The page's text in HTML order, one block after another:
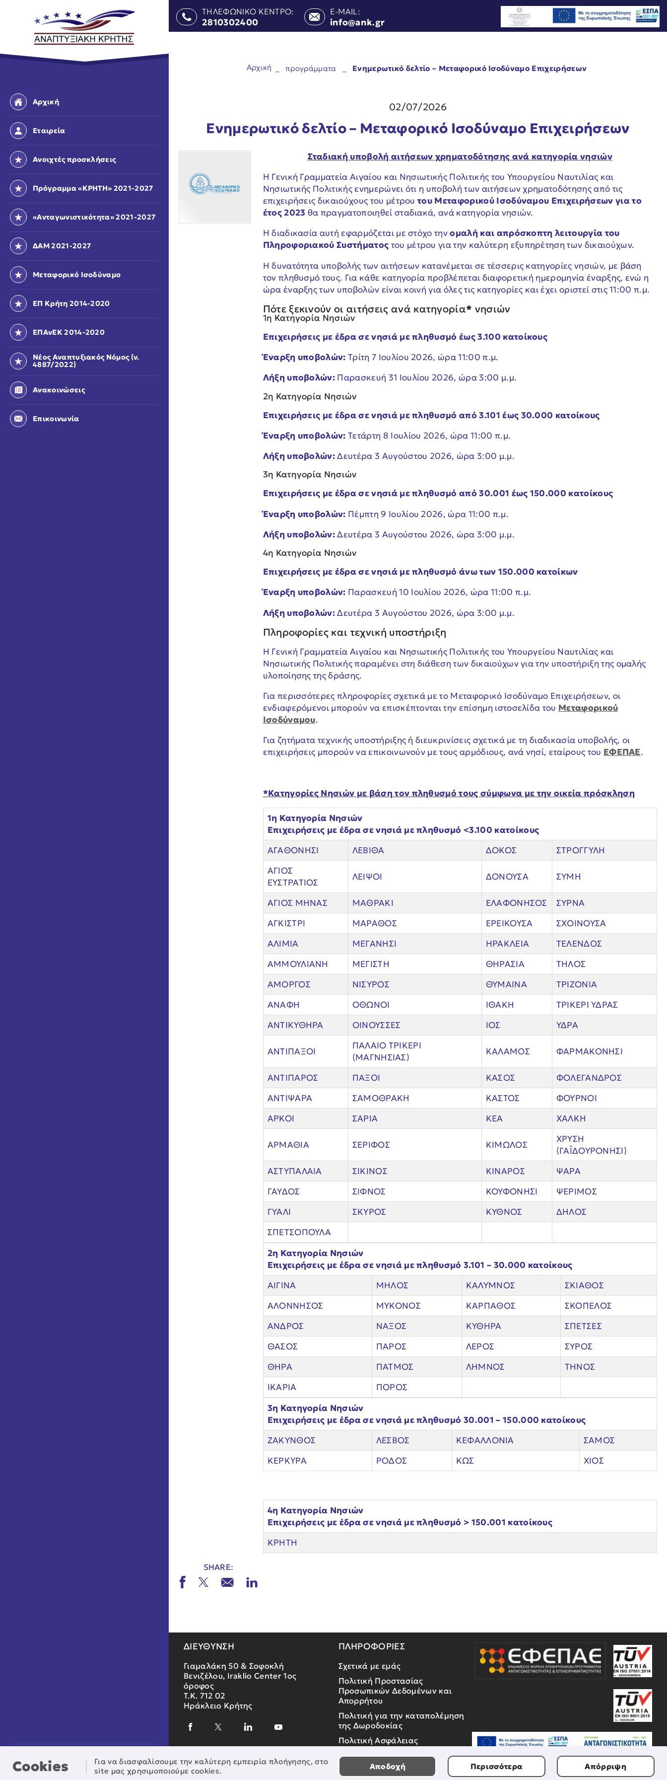
Cookies
Για να διασφαλίσουμε την καλύτερη εμπειρία πλοήγησης, στο
site μας χρησιμοποιούμε cookies.
Αποδοχή Περισσότερα Απόρριψη
Αρχική
Εταιρεία
Ανοιχτές προσκλήσεις
Πρόγραμμα «ΚΡΗΤΗ» 2021-2027
«Ανταγωνιστικότητα» 2021-2027
ΔΑΜ 2021-2027
Μεταφορικό Ισοδύναμο
ΕΠ Κρήτη 2014-2020
ΕΠΑνΕΚ 2014-2020
Νέος Αναπτυξιακός Νόμος (ν.
4887/2022)
Ανακοινώσεις
Επικοινωνία
Πέμπτη, 06 Αυγούστου, 2026
© Αναπτυξιακή Κρήτης - All rights reserved
ΤΗΛΕΦΩΝΙΚΟ ΚΕΝΤΡΟ:
2810302400
E-MAIL:
info@ank.gr
Αρχική προγράμματα Ενημερωτικό δελτίο – Μεταφορικό Ισοδύναμο Επιχειρήσεων
02/07/2026
Ενημερωτικό δελτίο – Μεταφορικό Ισοδύναμο Επιχειρήσεων
Σταδιακή υποβολή αιτήσεων χρηματοδότησης ανά κατηγορία νησιών
Η Γενική Γραμματεία Αιγαίου και Νησιωτικής Πολιτικής του Υπουργείου Ναυτιλίας και
Νησιωτικής Πολιτικής ενημερώνει ότι η υποβολή των αιτήσεων χρηματοδότησης από τις
επιχειρήσεις δικαιούχους του μέτρουτου Μεταφορικού Ισοδύναμου Επιχειρήσεων για το
έτος 2023 θα πραγματοποιηθεί σταδιακά, ανά κατηγορία νησιών.
Η διαδικασία αυτή εφαρμόζεται με στόχο τηνομαλή και απρόσκοπτη λειτουργία του
Πληροφοριακού Συστήματος του μέτρου για την καλύτερη εξυπηρέτηση των δικαιούχων.
Η δυνατότητα υποβολής των αιτήσεων κατανέμεται σε τέσσερις κατηγορίες νησιών, με βάση
τον πληθυσμό τους. Για κάθε κατηγορία προβλέπεται διαφορετική ημερομηνία έναρξης, ενώ η
ώρα έναρξης των υποβολών είναι κοινή για όλες τις κατηγορίες και έχει οριστεί στις 11:00 π.μ.
Πότε ξεκινούν οι αιτήσεις ανά κατηγορία* νησιών
1η Κατηγορία Νησιών
Επιχειρήσεις με έδρα σε νησιά με πληθυσμό έως 3.100 κατοίκους
Έναρξη υποβολών: Τρίτη 7 Ιουλίου 2026, ώρα 11:00 π.μ.
Λήξη υποβολών: Παρασκευή 31 Ιουλίου 2026, ώρα 3:00 μ.μ.
2η Κατηγορία Νησιών
Επιχειρήσεις με έδρα σε νησιά με πληθυσμό από 3.101 έως 30.000 κατοίκους
Έναρξη υποβολών: Τετάρτη 8 Ιουλίου 2026, ώρα 11:00 π.μ.
Λήξη υποβολών:Δευτέρα 3 Αυγούστου 2026, ώρα 3:00 μ.μ.
3η Κατηγορία Νησιών
Επιχειρήσεις με έδρα σε νησιά με πληθυσμό από 30.001 έως 150.000 κατοίκους
Έναρξη υποβολών: Πέμπτη 9 Ιουλίου 2026, ώρα 11:00 π.μ.
Λήξη υποβολών:Δευτέρα 3 Αυγούστου 2026, ώρα 3:00 μ.μ.
4η Κατηγορία Νησιών
Επιχειρήσεις με έδρα σε νησιά με πληθυσμό άνω των 150.000 κατοίκων
Έναρξη υποβολών: Παρασκευή 10 Ιουλίου 2026, ώρα 11:00 π.μ.
Λήξη υποβολών:Δευτέρα 3 Αυγούστου 2026, ώρα 3:00 μ.μ.
Πληροφορίες και τεχνική υποστήριξη
Η Γενική Γραμματεία Αιγαίου και Νησιωτικής Πολιτικής του Υπουργείου Ναυτιλίας και
Νησιωτικής Πολιτικής παραμένει στη διάθεση των δικαιούχων για την υποστήριξη της ομαλής
υλοποίησης της δράσης.
Για περισσότερες πληροφορίες σχετικά με το Μεταφορικό Ισοδύναμο Επιχειρήσεων, οι
ενδιαφερόμενοι μπορούν να επισκέπτονται την επίσημη ιστοσελίδα του Μεταφορικού
Ισοδύναμου.
Για ζητήματα τεχνικής υποστήριξης ή διευκρινίσεις σχετικά με τη διαδικασία υποβολής, οι
επιχειρήσεις μπορούν να επικοινωνούν με τους αρμόδιους, ανά νησί, εταίρους του ΕΦΕΠΑΕ.
*Κατηγορίες Νησιών με βάση τον πληθυσμό τους σύμφωνα με την οικεία πρόσκληση
1η Κατηγορία Νησιών
Επιχειρήσεις με έδρα σε νησιά με πληθυσμό <3.100 κατοίκους
ΑΓΑΘΟΝΗΣΙ
ΛΕΒΙΘΑ ΔΟΚΟΣ
ΣΤΡΟΓΓΥΛΗ
ΑΓΙΟΣ
ΕΥΣΤΡΑΤΙΟΣ
ΛΕΙΨΟΙ ΔΟΝΟΥΣΑ ΣΥΜΗ
ΑΓΙΟΣ ΜΗΝΑΣ ΜΑΘΡΑΚΙ ΕΛΑΦΟΝΗΣΟΣ
ΣΥΡΝΑ
ΑΓΚΙΣΤΡΙ
ΜΑΡΑΘΟΣ ΕΡΕΙΚΟΥΣΑ
ΣΧΟΙΝΟΥΣΑ
ΑΛΙΜΙΑ
ΜΕΓΑΝΗΣΙ ΗΡΑΚΛΕΙΑ
ΤΕΛΕΝΔΟΣ
ΑΜΜΟΥΛΙΑΝΗ
ΜΕΓΙΣΤΗ ΘΗΡΑΣΙΑ
ΤΗΛΟΣ
ΑΜΟΡΓΟΣ
ΝΙΣΥΡΟΣ ΘΥΜΑΙΝΑ
ΤΡΙΖΟΝΙΑ
ΑΝΑΦΗ
ΟΘΩΝΟΙ ΙΘΑΚΗ
ΤΡΙΚΕΡΙ ΥΔΡΑΣ
ΑΝΤΙΚΥΘΗΡΑ
ΟΙΝΟΥΣΣΕΣ ΙΟΣ ΥΔΡΑ
ΑΝΤΙΠΑΞΟΙ
ΠΑΛΑΙΟ ΤΡΙΚΕΡΙ
(ΜΑΓΝΗΣΙΑΣ)
ΚΑΛΑΜΟΣ ΦΑΡΜΑΚΟΝΗΣΙ
ΑΝΤΙΠΑΡΟΣ ΠΑΞΟΙ ΚΑΣΟΣ
ΦΟΛΕΓΑΝΔΡΟΣ
ΑΝΤΙΨΑΡΑ
ΣΑΜΟΘΡΑΚΗ ΚΑΣΤΟΣ
ΦΟΥΡΝΟΙ
ΑΡΚΟΙ
ΣΑΡΙΑ ΚΕΑ ΧΑΛΚΗ
ΑΡΜΑΘΙΑ ΣΕΡΙΦΟΣ ΚΙΜΩΛΟΣ
ΧΡΥΣΗ
(ΓΑΪΔΟΥΡΟΝΗΣΙ)
ΑΣΤΥΠΑΛΑΙΑ
ΣΙΚΙΝΟΣ ΚΙΝΑΡΟΣ
ΨΑΡΑ
ΓΑΥΔΟΣ
ΣΙΦΝΟΣ ΚΟΥΦΟΝΗΣΙ
ΨΕΡΙΜΟΣ
ΓΥΑΛΙ
ΣΚΥΡΟΣ ΚΥΘΝΟΣ
ΔΗΛΟΣ
ΣΠΕΤΣΟΠΟΥΛΑ
2η Κατηγορία Νησιών
Επιχειρήσεις με έδρα σε νησιά με πληθυσμό 3.101 – 30.000 κατοίκους
ΑΙΓΙΝΑ
ΜΗΛΟΣ ΚΑΛΥΜΝΟΣ
ΣΚΙΑΘΟΣ
ΑΛΟΝΝΗΣΟΣ
ΜΥΚΟΝΟΣ ΚΑΡΠΑΘΟΣ
ΣΚΟΠΕΛΟΣ
ΑΝΔΡΟΣ
ΝΑΞΟΣ ΚΥΘΗΡΑ
ΣΠΕΤΣΕΣ
ΘΑΣΟΣ
ΠΑΡΟΣ ΛΕΡΟΣ
ΣΥΡΟΣ
ΘΗΡΑ
ΠΑΤΜΟΣ ΛΗΜΝΟΣ
ΤΗΝΟΣ
ΙΚΑΡΙΑ
ΠΟΡΟΣ
3η Κατηγορία Νησιών
Επιχειρήσεις με έδρα σε νησιά με πληθυσμό 30.001 – 150.000 κατοίκους
ΖΑΚΥΝΘΟΣ
ΛΕΣΒΟΣ ΚΕΦΑΛΛΟΝΙΑ
ΣΑΜΟΣ
ΚΕΡΚΥΡΑ
ΡΟΔΟΣ ΚΩΣ ΧΙΟΣ
4η Κατηγορία Νησιών
Επιχειρήσεις με έδρα σε νησιά με πληθυσμό > 150.001 κατοίκους
ΚΡΗΤΗ
SHARE:
ΔΙΕΥΘΥΝΣΗ
Γιαμαλάκη 50 & Σοφοκλή
Βενιζέλου, Iraklio Center 1ος
όροφος
Τ.Κ. 712 02
Ηράκλειο Κρήτης
ΠΛΗΡΟΦΟΡΙΕΣ
Σχετικά με εμάς
Πολιτική Προστασίας
Προσωπικών Δεδομένων και
Απορρήτου
Πολιτική για την καταπολέμηση
της Δωροδοκίας
Πολιτική Ασφάλειας